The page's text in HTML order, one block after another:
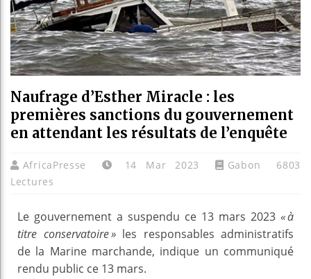
Naufrage d’Esther Miracle : les
premières sanctions du gouvernement
en attendant les résultats de l’enquête
AfricaPresse 14 Mar 2023 Gabon
6803
Lectures
Le gouvernement a suspendu ce 13 mars 2023 « à
titre conservatoire »les responsables administratifs
de la Marine marchande, indique un communiqué
rendu public ce 13 mars.